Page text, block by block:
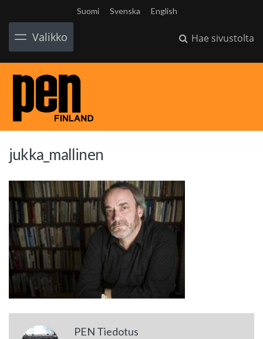
Suomi Svenska English
Valikko Hae sivustolta
jukka_mallinen
PEN Tiedotus